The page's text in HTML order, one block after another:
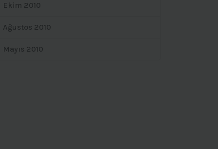
Ekim 2010
Ağustos 2010
Mayıs 2010